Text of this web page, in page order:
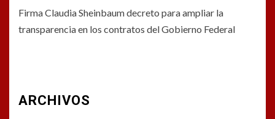
Firma Claudia Sheinbaum decreto para ampliar la
transparencia en los contratos del Gobierno Federal
ARCHIVOS